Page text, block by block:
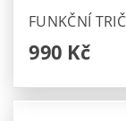
FUNKČNÍ
990 Kč